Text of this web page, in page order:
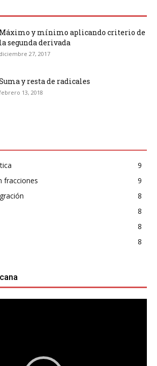
Máximo y mínimo aplicando criterio de
la segunda derivada
diciembre 27, 2017
y resta de radicales
13, 2018
9
fracciones
9
8
8
8
8